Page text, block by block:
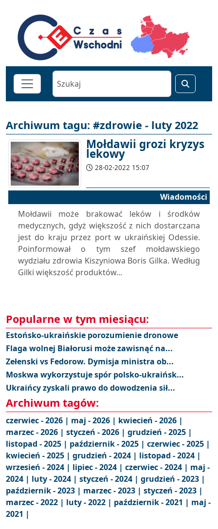
Archiwum tagu: #zdrowie - luty 2022
Mołdawii grozi kryzys
lekowy
28-02-2022 15:07
Wiadomości
Mołdawii może brakować leków i środków
medycznych, gdyż większość z nich dostarczana
jest do kraju przez port w ukraińskiej Odessie.
Poinformował o tym szef mołdawskiego
wydziału zdrowia Kiszyniowa Boris Gilka. Według
Gilki większość produktów...
Popularne w tym miesiącu:
Estońsko-ukraińskie porozumienie dronowe
Flaga wolnej Białorusi może zawisnąć na...
Zełenski vs Fedorow. Dymisja ministra ob...
Moskwa wykorzystuje spór polsko-ukraińsk...
Ukraińcy zyskali prawo do dowodzenia sił...
Archiwum tagów:
czerwiec - 2026 | maj - 2026 | kwiecień - 2026 |
marzec - 2026 | styczeń - 2026 | grudzień - 2025 |
listopad - 2025 | październik - 2025 | czerwiec - 2025 |
kwiecień - 2025 | grudzień - 2024 | listopad - 2024 |
wrzesień - 2024 | lipiec - 2024 | czerwiec - 2024 | maj -
2024 | luty - 2024 | styczeń - 2024 | grudzień - 2023 |
październik - 2023 | marzec - 2023 | styczeń - 2023 |
marzec - 2022 | luty - 2022 | październik - 2021 | maj -
2021 |